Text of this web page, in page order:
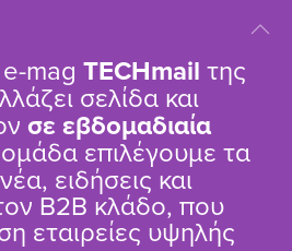
mag TΕCHmail της
σελίδα και
σε εβδομαδιαία
επιλέγουμε τα
ειδήσεις και
B2B κλάδο, που
εταιρείες υψηλής